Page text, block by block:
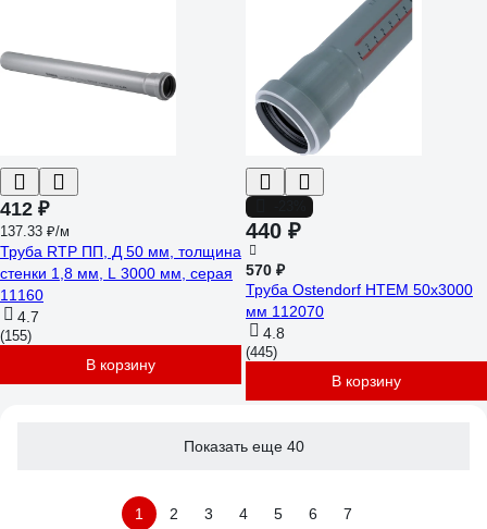
412 ₽
137.33 ₽/м
Труба RTP ПП, Д 50 мм, толщина
стенки 1,8 мм, L 3000 мм, серая
11160
4.7
(155)
В корзину
440 ₽
570 ₽
Труба Ostendorf HTEM 50х3000
мм 112070
4.8
(445)
В корзину
Показать еще 40
1 2 3 4 5 6 7